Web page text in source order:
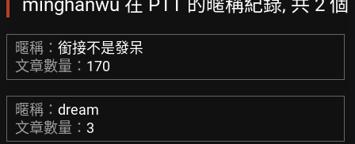
minghanwu 在 PTT 的暱稱紀錄, 共 2 個
暱稱： 銜接不是發呆
文章數量： 170
暱稱： dream
文章數量： 3